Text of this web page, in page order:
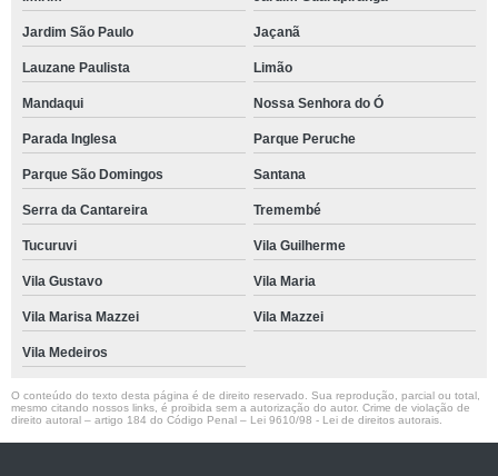
Jardim São Paulo Jaçanã
Lauzane Paulista Limão
Mandaqui Nossa Senhora do Ó
Parada Inglesa Parque Peruche
Parque São Domingos Santana
Serra da Cantareira Tremembé
Tucuruvi Vila Guilherme
Vila Gustavo Vila Maria
Vila Marisa Mazzei Vila Mazzei
Vila Medeiros
O conteúdo do texto desta página é de direito reservado. Sua reprodução, parcial ou total,
mesmo citando nossos links, é proibida sem a autorização do autor. Crime de violação de
direito autoral – artigo 184 do Código Penal – Lei 9610/98 - Lei de direitos autorais